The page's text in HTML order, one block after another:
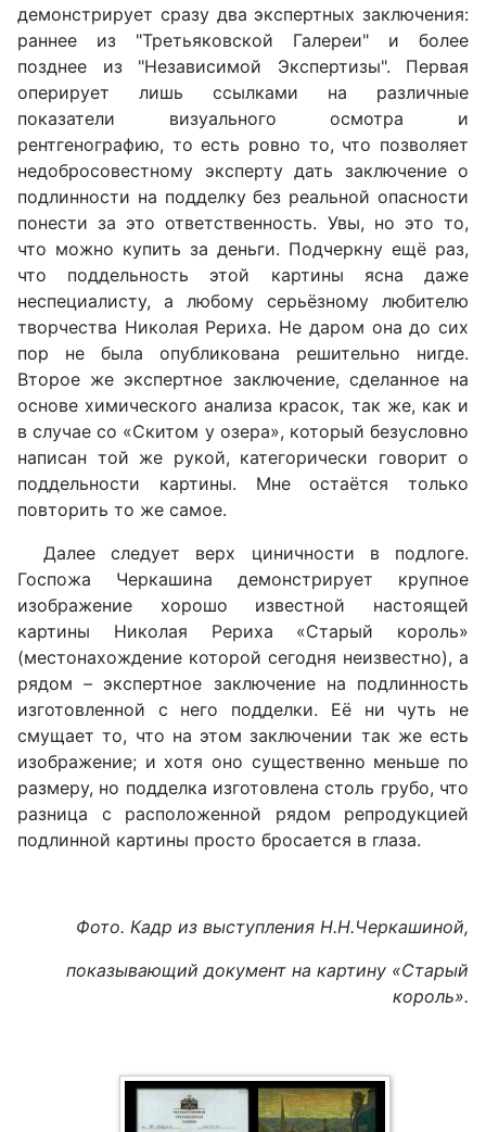
демонстрирует сразу два экспертных заключения:
раннее из "Третьяковской Галереи" и более
позднее из "Независимой Экспертизы". Первая
оперирует лишь ссылками на различные
показатели визуального осмотра и
рентгенографию, то есть ровно то, что позволяет
недобросовестному эксперту дать заключение о
подлинности на подделку без реальной опасности
понести за это ответственность. Увы, но это то,
что можно купить за деньги. Подчеркну ещё раз,
что поддельность этой картины ясна даже
неспециалисту, а любому серьёзному любителю
творчества Николая Рериха. Не даром она до сих
пор не была опубликована решительно нигде.
Второе же экспертное заключение, сделанное на
основе химического анализа красок, так же, как и
в случае со «Скитом у озера», который безусловно
написан той же рукой, категорически говорит о
поддельности картины. Мне остаётся только
повторить то же самое.
Далее следует верх циничности в подлоге.
Госпожа Черкашина демонстрирует крупное
изображение хорошо известной настоящей
картины Николая Рериха «Старый король»
(местонахождение которой сегодня неизвестно), а
рядом – экспертное заключение на подлинность
изготовленной с него подделки. Её ни чуть не
смущает то, что на этом заключении так же есть
изображение; и хотя оно существенно меньше по
размеру, но подделка изготовлена столь грубо, что
разница с расположенной рядом репродукцией
подлинной картины просто бросается в глаза.
Фото. Кадр из выступления Н.Н.Черкашиной,
показывающий документ на картину «Старый
король».